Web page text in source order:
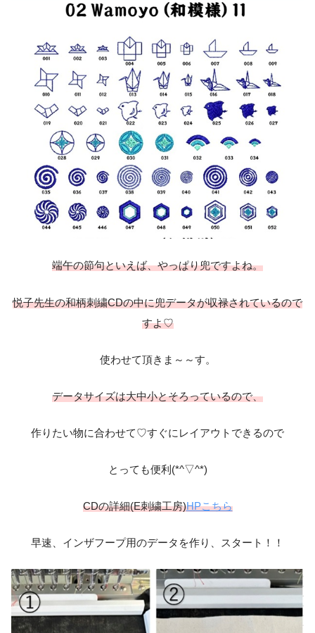
端午の節句といえば、やっぱり兜ですよね。
悦子先生の和柄刺繍CDの中に兜データが収禄されているので
すよ♡
使わせて頂きま～～す。
データサイズは大中小とそろっているので、
作りたい物に合わせて♡すぐにレイアウトできるので
とっても便利(*^▽^*)
CDの詳細(E刺繍工房)HPこちら
早速、インザフープ用のデータを作り、スタート！！